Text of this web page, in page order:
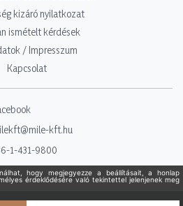
kizáró nyilatkozat
ismételt kérdések
/ Impresszum
Kapcsolat
kft.hu
1-431-9800